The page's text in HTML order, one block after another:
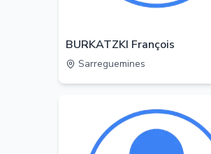
BURKATZKI François
Sarreguemines